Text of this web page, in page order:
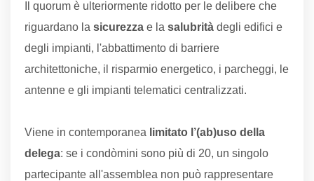
Il quorum è ulteriormente ridotto per le delibere che
riguardano la sicurezza e la salubrità degli edifici e
degli impianti, l'abbattimento di barriere
architettoniche, il risparmio energetico, i parcheggi, le
antenne e gli impianti telematici centralizzati.
Viene in contemporanea limitato l’(ab)uso della
delega: se i condòmini sono più di 20, un singolo
partecipante all'assemblea non può rappresentare